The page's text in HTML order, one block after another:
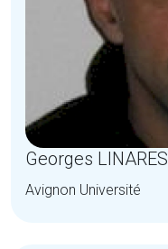
Georges LINARES
Avignon Université